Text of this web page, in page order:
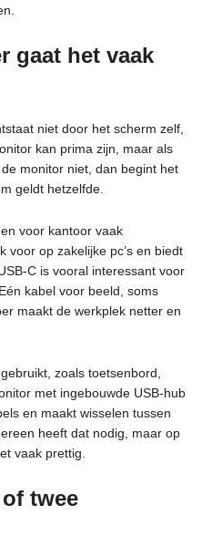
gaat het vaak
niet door het scherm zelf,
kan prima zijn, maar als
monitor niet, dan begint het
geldt hetzelfde.
voor kantoor vaak
voor op zakelijke pc’s en biedt
C is vooral interessant voor
kabel voor beeld, soms
maakt de werkplek netter en
zoals toetsenbord,
met ingebouwde USB-hub
en maakt wisselen tussen
heeft dat nodig, maar op
vaak prettig.
twee